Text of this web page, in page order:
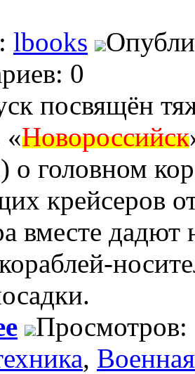
lbooks
0
посвящён
Новороссийск
головном
крейсеров
вместе дадют
Просмотров:
,